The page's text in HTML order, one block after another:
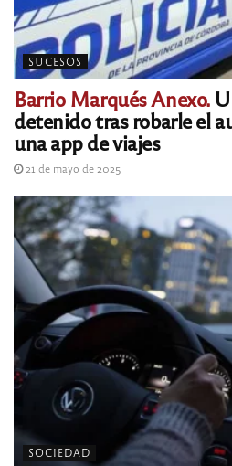
SUCESOS
Barrio Marqués Anexo.
detenido tras robarle el
una app de viajes
21 de mayo de 2025
SOCIEDAD